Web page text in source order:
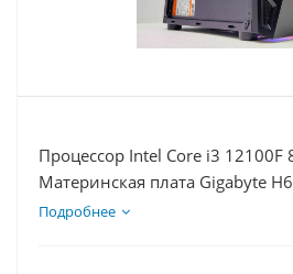
Процессор Intel Core i3 12100F
Материнская плата Gigabyte
RX 6650XT 8Гб, Память DDR4
Подробнее